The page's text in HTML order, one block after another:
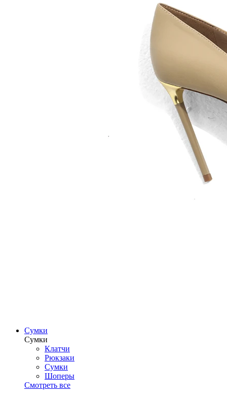
Сумки
Сумки
Клатчи
Рюкзаки
Сумки
Шоперы
Смотреть все